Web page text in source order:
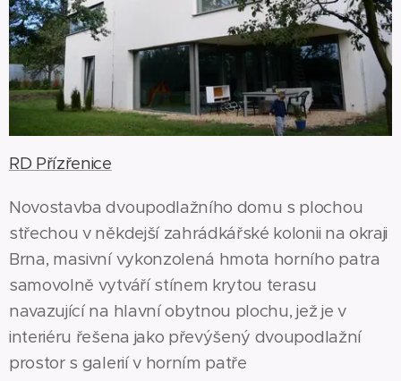
RD Přízřenice
Novostavba dvoupodlažního domu s plochou
střechou v někdejší zahrádkářské kolonii na okraji
Brna, masivní vykonzolená hmota horního patra
samovolně vytváří stínem krytou terasu
navazující na hlavní obytnou plochu, jež je v
interiéru řešena jako převýšený dvoupodlažní
prostor s galerií v horním patře